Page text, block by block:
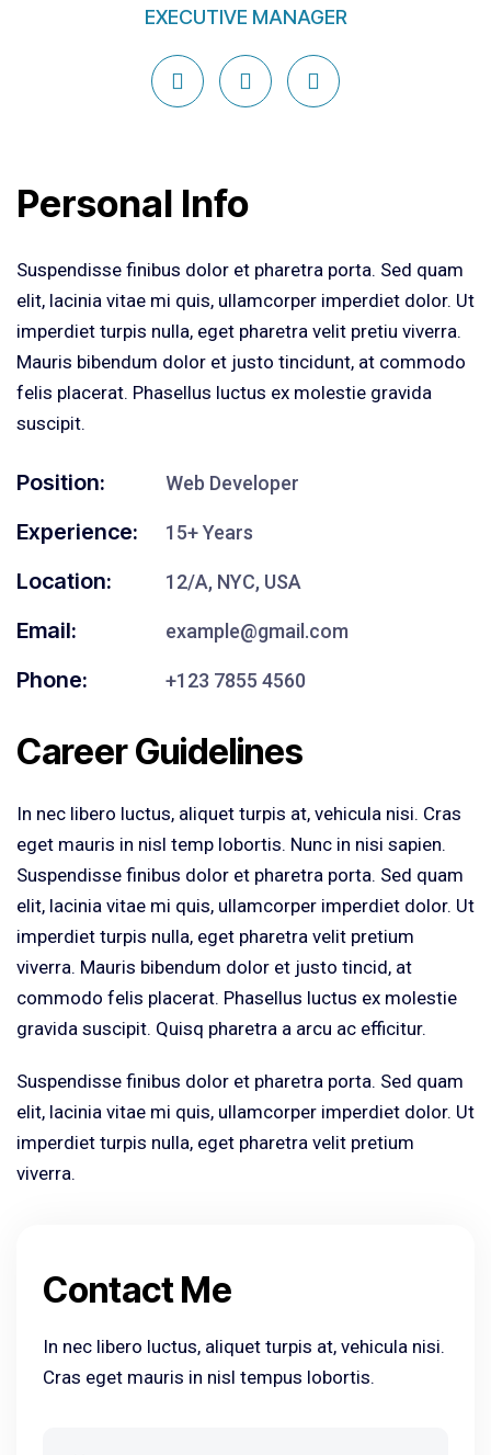
EXECUTIVE MANAGER
Personal Info
Suspendisse finibus dolor et pharetra porta. Sed quam
elit, lacinia vitae mi quis, ullamcorper imperdiet dolor. Ut
imperdiet turpis nulla, eget pharetra velit pretiu viverra.
Mauris bibendum dolor et justo tincidunt, at commodo
felis placerat. Phasellus luctus ex molestie gravida
suscipit.
Position: Web Developer
Experience: 15+ Years
Location: 12/A, NYC, USA
Email: example@gmail.com
Phone: +123 7855 4560
Career Guidelines
In nec libero luctus, aliquet turpis at, vehicula nisi. Cras
eget mauris in nisl temp lobortis. Nunc in nisi sapien.
Suspendisse finibus dolor et pharetra porta. Sed quam
elit, lacinia vitae mi quis, ullamcorper imperdiet dolor. Ut
imperdiet turpis nulla, eget pharetra velit pretium
viverra. Mauris bibendum dolor et justo tincid, at
commodo felis placerat. Phasellus luctus ex molestie
gravida suscipit. Quisq pharetra a arcu ac efficitur.
Suspendisse finibus dolor et pharetra porta. Sed quam
elit, lacinia vitae mi quis, ullamcorper imperdiet dolor. Ut
imperdiet turpis nulla, eget pharetra velit pretium
viverra.
Contact Me
In nec libero luctus, aliquet turpis at, vehicula nisi.
Cras eget mauris in nisl tempus lobortis.